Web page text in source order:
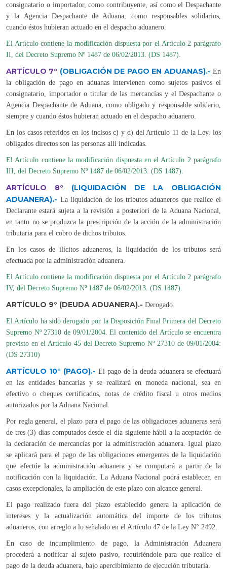
consignatario o importador, como contribuyente, así como el Despachante
y la Agencia Despachante de Aduana, como responsables solidarios,
cuando éstos hubieran actuado en el despacho aduanero.
El Artículo contiene la modificación dispuesta por el Artículo 2 parágrafo
II, del Decreto Supremo Nº 1487 de 06/02/2013. (DS 1487).
ARTÍCULO 7° (OBLIGACIÓN DE PAGO EN ADUANAS).- En
la obligación de pago en aduanas intervienen como sujetos pasivos el
consignatario, importador o titular de las mercancías y el Despachante o
Agencia Despachante de Aduana, como obligado y responsable solidario,
siempre y cuando éstos hubieran actuado en el despacho aduanero.
En los casos referidos en los incisos c) y d) del Artículo 11 de la Ley, los
obligados directos son las personas allí indicadas.
El Artículo contiene la modificación dispuesta en el Artículo 2 parágrafo
III, del Decreto Supremo Nº 1487 de 06/02/2013. (DS 1487).
ARTÍCULO 8° (LIQUIDACIÓN DE LA OBLIGACIÓN
ADUANERA).- La liquidación de los tributos aduaneros que realice el
Declarante estará sujeta a la revisión a posteriori de la Aduana Nacional,
en tanto no se produzca la prescripción de la acción de la administración
tributaria para el cobro de dichos tributos.
En los casos de ilícitos aduaneros, la liquidación de los tributos será
efectuada por la administración aduanera.
El Artículo contiene la modificación dispuesta por el Artículo 2 parágrafo
IV, del Decreto Supremo Nº 1487 de 06/02/2013. (DS 1487).
ARTÍCULO 9° (DEUDA ADUANERA).- Derogado.
El Artículo ha sido derogado por la Disposición Final Primera del Decreto
Supremo Nº 27310 de 09/01/2004. El contenido del Artículo se encuentra
previsto en el Artículo 45 del Decreto Supremo Nº 27310 de 09/01/2004:
(DS 27310)
ARTÍCULO 10° (PAGO).- El pago de la deuda aduanera se efectuará
en las entidades bancarias y se realizará en moneda nacional, sea en
efectivo o cheques certificados, notas de crédito fiscal u otros medios
autorizados por la Aduana Nacional.
Por regla general, el plazo para el pago de las obligaciones aduaneras será
de tres (3) días computados desde el día siguiente hábil a la aceptación de
la declaración de mercancías por la administración aduanera. Igual plazo
se aplicará para el pago de las obligaciones emergentes de la liquidación
que efectúe la administración aduanera y se computará a partir de la
notificación con la liquidación. La Aduana Nacional podrá establecer, en
casos excepcionales, la ampliación de este plazo con alcance general.
El pago realizado fuera del plazo establecido genera la aplicación de
intereses y la actualización automática del importe de los tributos
aduaneros, con arreglo a lo señalado en el Artículo 47 de la Ley N° 2492.
En caso de incumplimiento de pago, la Administración Aduanera
procederá a notificar al sujeto pasivo, requiriéndole para que realice el
pago de la deuda aduanera, bajo apercibimiento de ejecución tributaria.